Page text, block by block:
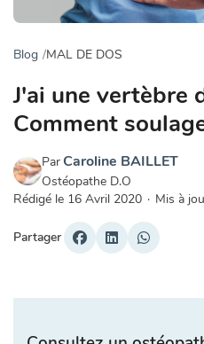
Blog MAL DE DOS
J'ai une vertèbre
Comment
Par Caroline BAILLET
Ostéopathe D.O
Rédigé le 16 Avril 2020 · Mis à
Partager